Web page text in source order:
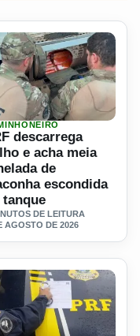
luminoso pode ser
materia: PRF
descarrega
e acha meia
de
escondida
tanque
DE LEITURA
AGOSTO DE 2026